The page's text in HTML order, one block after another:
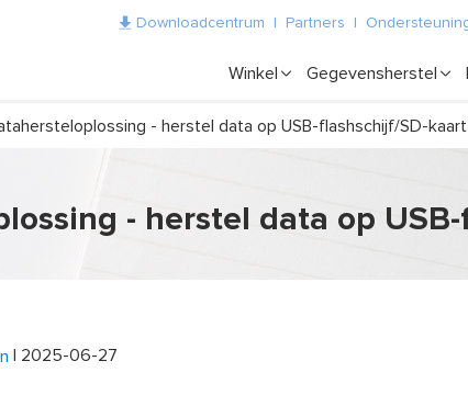
Downloadcentrum Partners
Winkel Gegevensherstel
- herstel data op USB-flashschijf/SD-kaart
- herstel data op
| 2025-06-27